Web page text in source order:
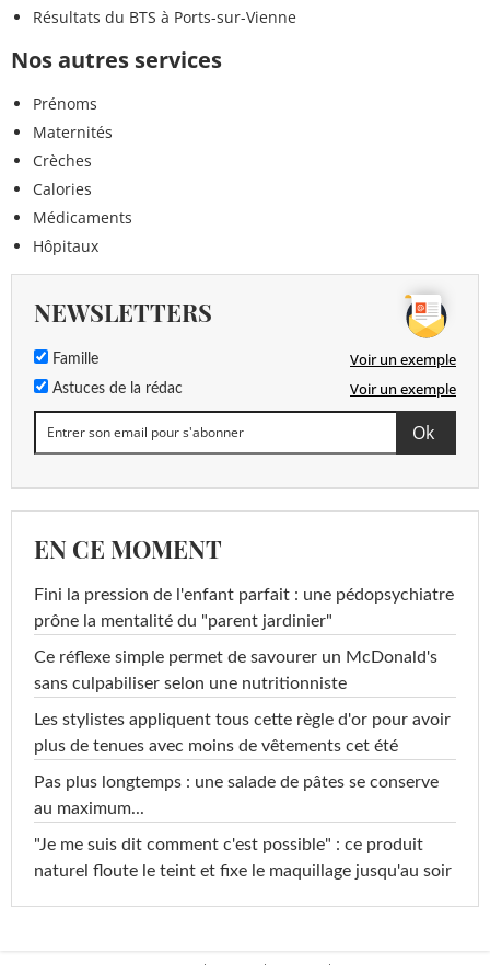
Résultats du BTS à Ports-sur-Vienne
Nos autres services
Prénoms
Maternités
Crèches
Calories
Médicaments
Hôpitaux
NEWSLETTERS
Famille Voir un exemple
Astuces de la rédac Voir un exemple
EN CE MOMENT
Fini la pression de l'enfant parfait : une pédopsychiatre
prône la mentalité du "parent jardinier"
Ce réflexe simple permet de savourer un McDonald's
sans culpabiliser selon une nutritionniste
Les stylistes appliquent tous cette règle d'or pour avoir
plus de tenues avec moins de vêtements cet été
Pas plus longtemps : une salade de pâtes se conserve
au maximum...
"Je me suis dit comment c'est possible" : ce produit
naturel floute le teint et fixe le maquillage jusqu'au soir